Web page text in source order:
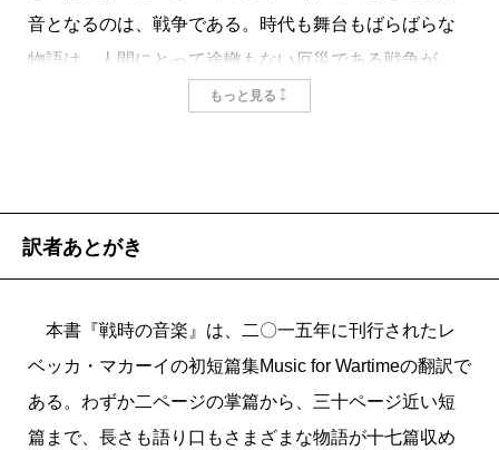
作品もある。完璧な短編、と称えたくなるものもあ
る。
関連がなさそうにみえて、ゆるやかにつながりあう
別を受けることや、他人に不寛容な時代に強迫観念に
毒したり、乗り越えたり、中和したりするものとし
て、音楽をはじめとする芸術が力を持つさまをマカー
イは描きだすのだ。
例えば「これ以上ひどい思い」で、収容所帰りのユ
音となるのは、戦争である。時代も舞台もばらばらな
物語は、人間にとって途轍もない厄災である戦争が、
そこここに、いまここにも形を変えて出来しているこ
▼Maile Meloy マイリー・メロイ［作家］
これほどの幅広さと深みを持った作品集を読むことは
なかなかない。戦争と罪と秘密、そしてロマンス、芸
術、リアリティTVをめぐる物語でもある。知的で、笑
もっと見る
訳者あとがき
本書『戦時の音楽』は、二〇一五年に刊行されたレ
ベッカ・マカーイの初短篇集Music for Wartimeの翻訳で
ある。わずか二ページの掌篇から、三十ページ近い短
篇まで、長さも語り口もさまざまな物語が十七篇収め